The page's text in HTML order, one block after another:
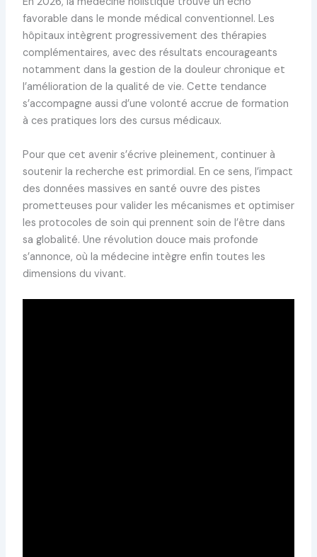
favorable dans le monde médical conventionnel. Les
hôpitaux intègrent progressivement des thérapies
complémentaires, avec des résultats encourageants
notamment dans la gestion de la douleur chronique et
l’amélioration de la qualité de vie. Cette tendance
s’accompagne aussi d’une volonté accrue de formation
à ces pratiques lors des cursus médicaux.
Pour que cet avenir s’écrive pleinement, continuer à
soutenir la recherche est primordial. En ce sens, l’impact
des données massives en santé ouvre des pistes
prometteuses pour valider les mécanismes et optimiser
les protocoles de soin qui prennent soin de l’être dans
sa globalité. Une révolution douce mais profonde
s’annonce, où la médecine intègre enfin toutes les
dimensions du vivant.